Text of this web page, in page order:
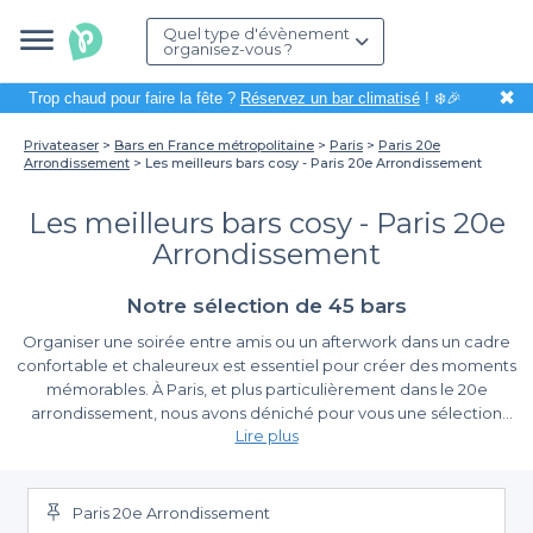
Quel type d'évènement
organisez-vous ?
Trop chaud pour faire la fête ? Réservez un bar climatisé! ❄️🎉 ✖
Privateaser Bars en France métropolitaine Paris
Paris 20e
Arrondissement
Les meilleurs bars cosy - Paris 20e Arrondissement
Les meilleurs bars cosy - Paris 20e
Arrondissement
Notre sélection de 45 bars
Organiser une soirée entre amis ou un afterwork dans un cadre
confortable et chaleureux est essentiel pour créer des moments
mémorables. À Paris, et plus particulièrement dans le 20e
arrondissement, nous avons déniché pour vous une sélection
des meilleurs bars cosy qui sauront vous séduire avec leur
souhaitiez profiter d'un cocktail raffiné ou simplement vous
détendre autour d'un verre, ces établissements sont prêts à
La simplicité de la réservation avec Privateaser
Choisir Privateaser pour organiser votre sortie, c'est opter pour
Lire plus
Paris 20e Arrondissement